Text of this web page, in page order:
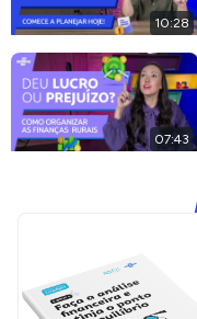
10:28
07:43